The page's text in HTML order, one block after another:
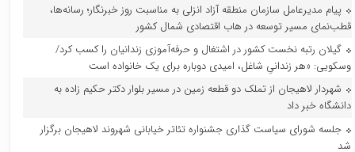
پیام مدیرعامل سازمان منطقه آزاد انزلی به مناسبت روز خبرنگار؛ رسانه‌ها،
قطب‌نمای مسیر توسعه در هاب اقتصادی شمال کشور
گیلان رتبه نخست کشور در اشتغال و حرفه‌آموزی زندانیان را کسب کرد/
وسکویی: «هر زندانیِ شاغل، امیدی دوباره برای یک خانواده است
شهردار لاهیجان از تملک دو قطعه زمین در مسیر بلوار دکتر حکیم زاده به
دانشگاه خبر داد
جلسه شورای سیاست گذاری جشنواره تئاتر خیابانی شهروند لاهیجان برگزار
شد